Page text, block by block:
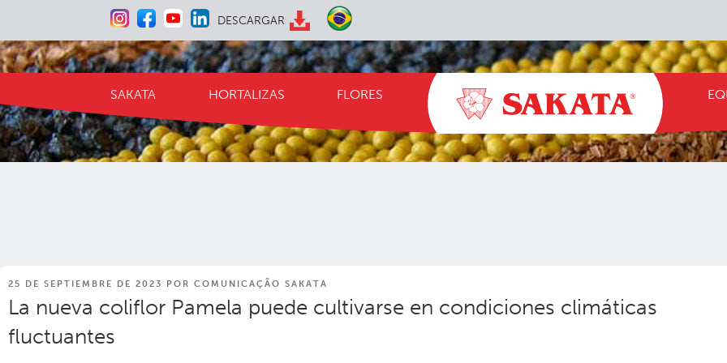
contenido
DESCARGAR
SAKATA HORTALIZAS FLORES
PUBLICADO
25 DE SEPTIEMBRE DE 2023 POR COMUNICAÇÃO SAKATA
La nueva coliflor Pamela puede cultivarse en condiciones climáticas
fluctuantes